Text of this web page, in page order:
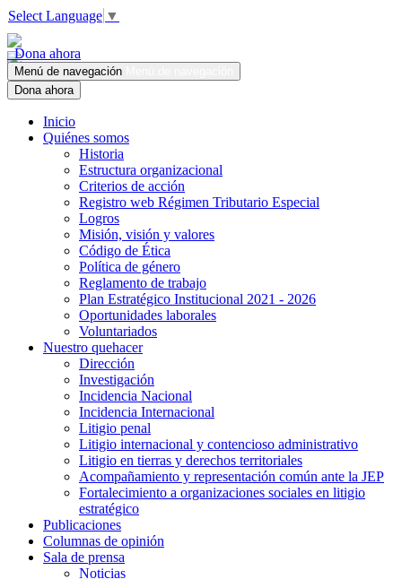
Select Language ▼
Dona ahora
Menú de navegación
Dona ahora
Inicio
Quiénes somos
Historia
Estructura organizacional
Criterios de acción
Registro web Régimen Tributario Especial
Logros
Misión, visión y valores
Código de Ética
Política de género
Reglamento de trabajo
Plan Estratégico Institucional 2021 - 2026
Oportunidades laborales
Voluntariados
Nuestro quehacer
Dirección
Investigación
Incidencia Nacional
Incidencia Internacional
Litigio penal
Litigio internacional y contencioso administrativo
Litigio en tierras y derechos territoriales
Acompañamiento y representación común ante la JEP
Fortalecimiento a organizaciones sociales en litigio
estratégico
Publicaciones
Columnas de opinión
Sala de prensa
Noticias